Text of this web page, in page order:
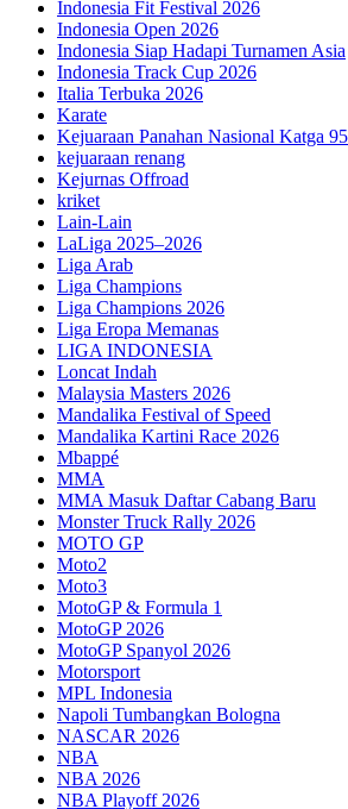
Indonesia Fit Festival 2026
Indonesia Open 2026
Indonesia Siap Hadapi Turnamen Asia
Indonesia Track Cup 2026
Italia Terbuka 2026
Karate
Kejuaraan Panahan Nasional Katga
kejuaraan renang
Kejurnas Offroad
kriket
Lain-Lain
LaLiga 2025–2026
Liga Arab
Liga Champions
Liga Champions 2026
Liga Eropa Memanas
LIGA INDONESIA
Loncat Indah
Malaysia Masters 2026
Mandalika Festival of Speed
Mandalika Kartini Race 2026
Mbappé
MMA
MMA Masuk Daftar Cabang Baru
Monster Truck Rally 2026
MOTO GP
Moto2
Moto3
MotoGP & Formula 1
MotoGP 2026
MotoGP Spanyol 2026
Motorsport
MPL Indonesia
Napoli Tumbangkan Bologna
NASCAR 2026
NBA
NBA 2026
NBA Playoff 2026